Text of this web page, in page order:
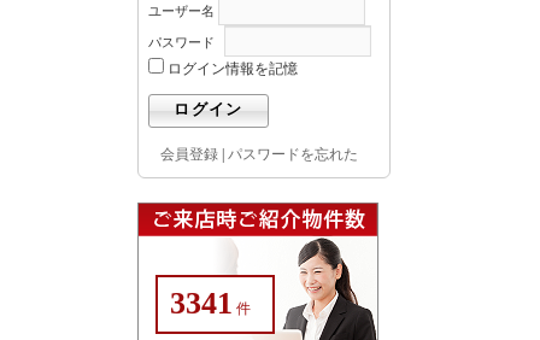
ユーザー名
パスワード
ログイン情報を記憶
会員登録 パスワードを忘れた
3341 件